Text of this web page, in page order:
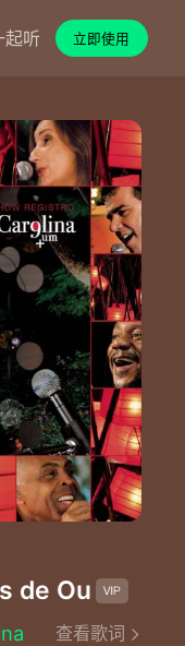
起听 立即使用
Outono-Ana
查看歌词